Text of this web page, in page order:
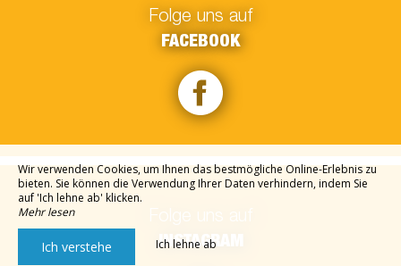
Folge uns auf
FACEBOOK
INSTAGRAM
Wir verwenden Cookies, um Ihnen das bestmögliche Online-Erlebnis zu
bieten. Sie können die Verwendung Ihrer Daten verhindern, indem Sie
auf 'Ich lehne ab' klicken.
Mehr lesen
Ich verstehe Ich lehne ab